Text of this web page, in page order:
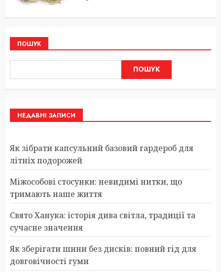
ПОШУК
ПОШУК
НЕДАВНІ ЗАПИСИ
Як зібрати капсульний базовий гардероб для
літніх подорожей
Міжособові стосунки: невидимі нитки, що
тримають наше життя
Свято Ханука: історія дива світла, традиції та
сучасне значення
Як зберігати шини без дисків: повний гід для
довговічності гуми